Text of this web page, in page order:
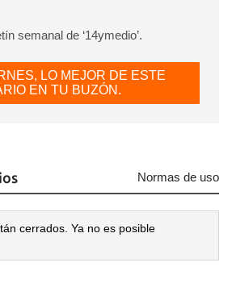
semanal de ‘14ymedio’.
LO MEJOR DE ESTE
EN TU BUZÓN.
Normas de uso
cerrados. Ya no es posible